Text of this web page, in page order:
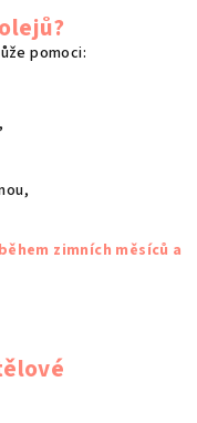
pomoci:
zimních měsíců a